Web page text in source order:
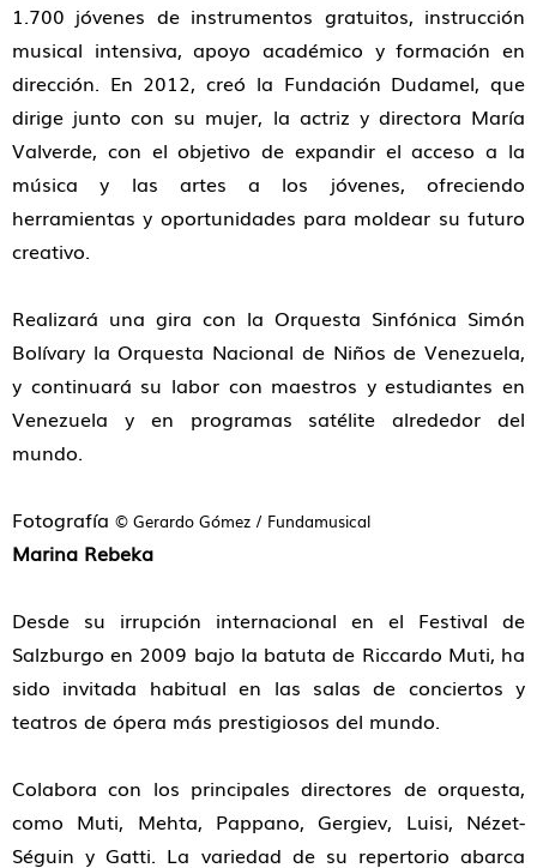
1.700 jóvenes de instrumentos gratuitos, instrucción
musical intensiva, apoyo académico y formación en
dirección. En 2012, creó la Fundación Dudamel, que
dirige junto con su mujer, la actriz y directora María
Valverde, con el objetivo de expandir el acceso a la
música y las artes a los jóvenes, ofreciendo
herramientas y oportunidades para moldear su futuro
creativo.
Realizará una gira con la Orquesta Sinfónica Simón
Bolívary la Orquesta Nacional de Niños de Venezuela,
y continuará su labor con maestros y estudiantes en
Venezuela y en programas satélite alrededor del
mundo.
Fotografía © Gerardo Gómez / Fundamusical
Marina Rebeka
Desde su irrupción internacional en el Festival de
Salzburgo en 2009 bajo la batuta de Riccardo Muti, ha
sido invitada habitual en las salas de conciertos y
teatros de ópera más prestigiosos del mundo.
Colabora con los principales directores de orquesta,
como Muti, Mehta, Pappano, Gergiev, Luisi, Nézet-
Séguin y Gatti. La variedad de su repertorio abarca